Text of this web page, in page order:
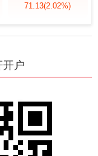
71.13(2.02%)
开户